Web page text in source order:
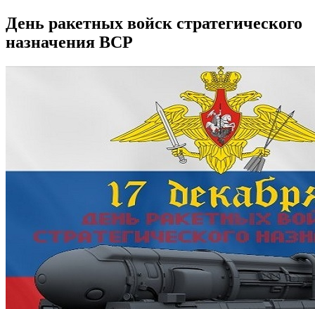
День ракетных войск стратегического
назначения ВСР